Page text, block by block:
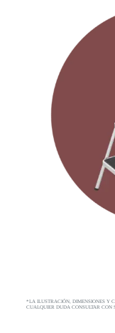
*LA ILUSTRACIÓN, DIMENSIONES Y
CUALQUIER DUDA CONSULTAR CON